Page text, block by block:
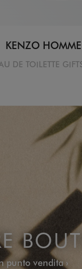
KENZO HOMME
DE TOILETTE
punto vendita